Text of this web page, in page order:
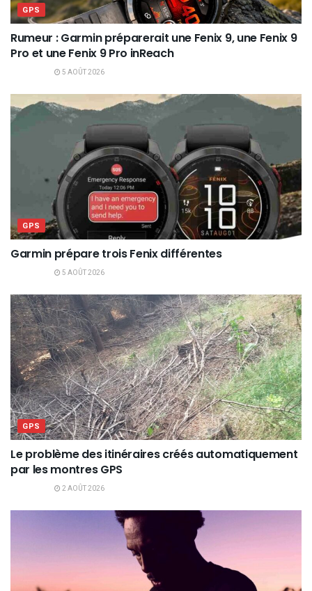
GPS
Rumeur : Garmin préparerait une Fenix 9, une Fenix 9
Pro et une Fenix 9 Pro inReach
5 AOÛT 2026
GPS
Garmin prépare trois Fenix différentes
5 AOÛT 2026
GPS
Le problème des itinéraires créés automatiquement
par les montres GPS
2 AOÛT 2026